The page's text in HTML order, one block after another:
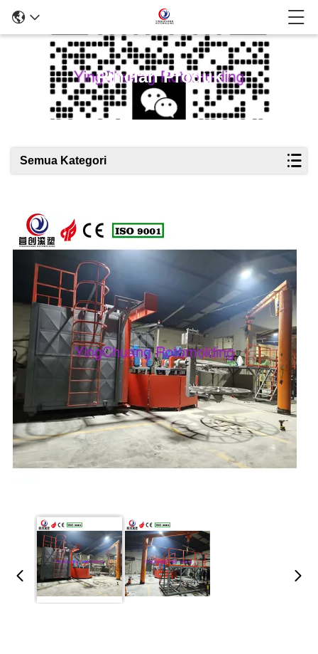
Rincian Produk
Semua Kategori